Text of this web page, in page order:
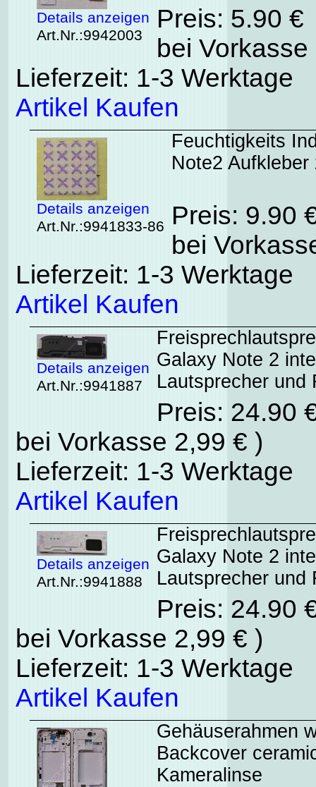
Details anzeigen
Art.Nr.:9942003
Preis: 5.90
bei
Lieferzeit: 1-3 Werktage
Artikel Kaufen
Details anzeigen
Art.Nr.:9941833-86
Feuchtigkeits
Note2
Preis: 9.90
bei
Lieferzeit: 1-3 Werktage
Artikel Kaufen
Details anzeigen
Art.Nr.:9941887
Galaxy Note 2
Lautsprecher und
Preis: 24.90
bei Vorkasse 2,99 € )
Lieferzeit: 1-3 Werktage
Artikel Kaufen
Details anzeigen
Art.Nr.:9941888
Galaxy Note 2
Lautsprecher und
Preis: 24.90
bei Vorkasse 2,99 € )
Lieferzeit: 1-3 Werktage
Artikel Kaufen
Gehäuserahmen
Backcover
Kameralinse